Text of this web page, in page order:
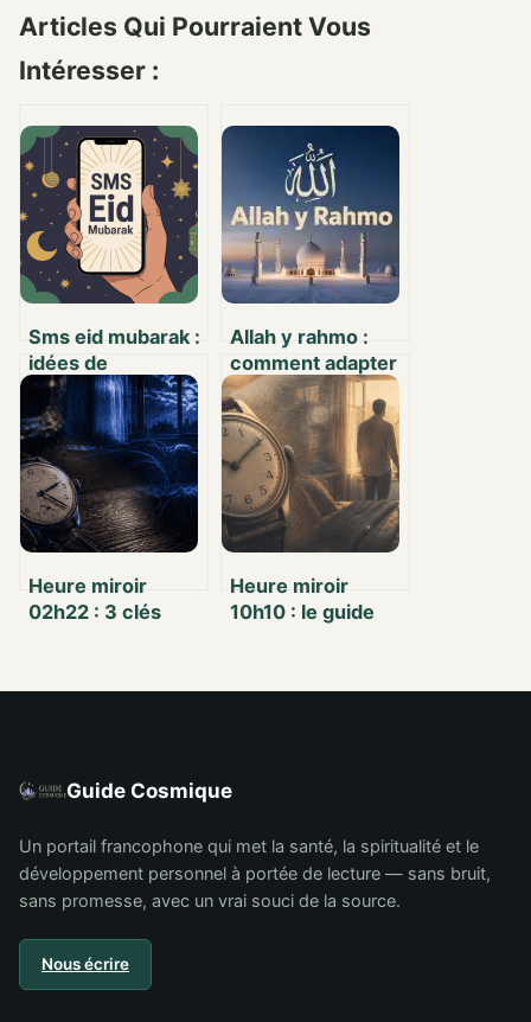
Articles Qui Pourraient Vous
Intéresser :
Sms eid mubarak :
idées de
messages
sincères et
originaux à
envoyer
Allah y rahmo :
comment adapter
vos condoléances
selon le genre et le
nombre
Heure miroir
02h22 : 3 clés
synchronicité
Heure miroir
10h10 : le guide
amoureuse
Guide Cosmique
Un portail francophone qui met la santé, la spiritualité et le
développement personnel à portée de lecture — sans bruit,
sans promesse, avec un vrai souci de la source.
Nous écrire